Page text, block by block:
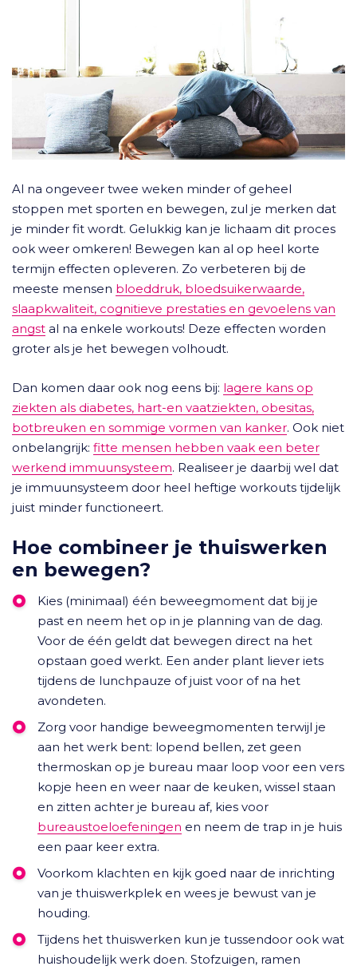
Al na ongeveer twee weken minder of geheel
stoppen met sporten en bewegen, zul je merken dat
je minder fit wordt. Gelukkig kan je lichaam dit proces
ook weer omkeren! Bewegen kan al op heel korte
termijn effecten opleveren. Zo verbeteren bij de
meeste mensen bloeddruk, bloedsuikerwaarde,
slaapkwaliteit, cognitieve prestaties en gevoelens van
angst al na enkele workouts! Deze effecten worden
groter als je het bewegen volhoudt.
Dan komen daar ook nog eens bij: lagere kans op
ziekten als diabetes, hart-en vaatziekten, obesitas,
botbreuken en sommige vormen van kanker. Ook niet
onbelangrijk: fitte mensen hebben vaak een beter
werkend immuunsysteem. Realiseer je daarbij wel dat
je immuunsysteem door heel heftige workouts tijdelijk
juist minder functioneert.
Hoe combineer je thuiswerken
en bewegen?
Kies (minimaal) één beweegmoment dat bij je
past en neem het op in je planning van de dag.
Voor de één geldt dat bewegen direct na het
opstaan goed werkt. Een ander plant liever iets
tijdens de lunchpauze of juist voor of na het
avondeten.
Zorg voor handige beweegmomenten terwijl je
aan het werk bent: lopend bellen, zet geen
thermoskan op je bureau maar loop voor een vers
kopje heen en weer naar de keuken, wissel staan
en zitten achter je bureau af, kies voor
bureaustoeloefeningen en neem de trap in je huis
een paar keer extra.
Voorkom klachten en kijk goed naar de inrichting
van je thuiswerkplek en wees je bewust van je
houding.
Tijdens het thuiswerken kun je tussendoor ook wat
huishoudelijk werk doen. Stofzuigen, ramen